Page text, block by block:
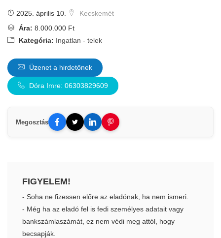
2025. április 10.
Kecskemét
Ára: 8.000.000 Ft
Kategória: Ingatlan - telek
Üzenet a hirdetőnek
Dóra Imre: 06303829609
Megosztás
FIGYELEM!
- Soha ne fizessen előre az eladónak, ha nem ismeri.
- Még ha az eladó fel is fedi személyes adatait vagy
bankszámlaszámát, ez nem védi meg attól, hogy
becsapják.